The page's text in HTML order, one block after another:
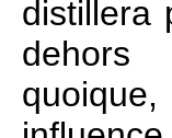
distillera
dehors